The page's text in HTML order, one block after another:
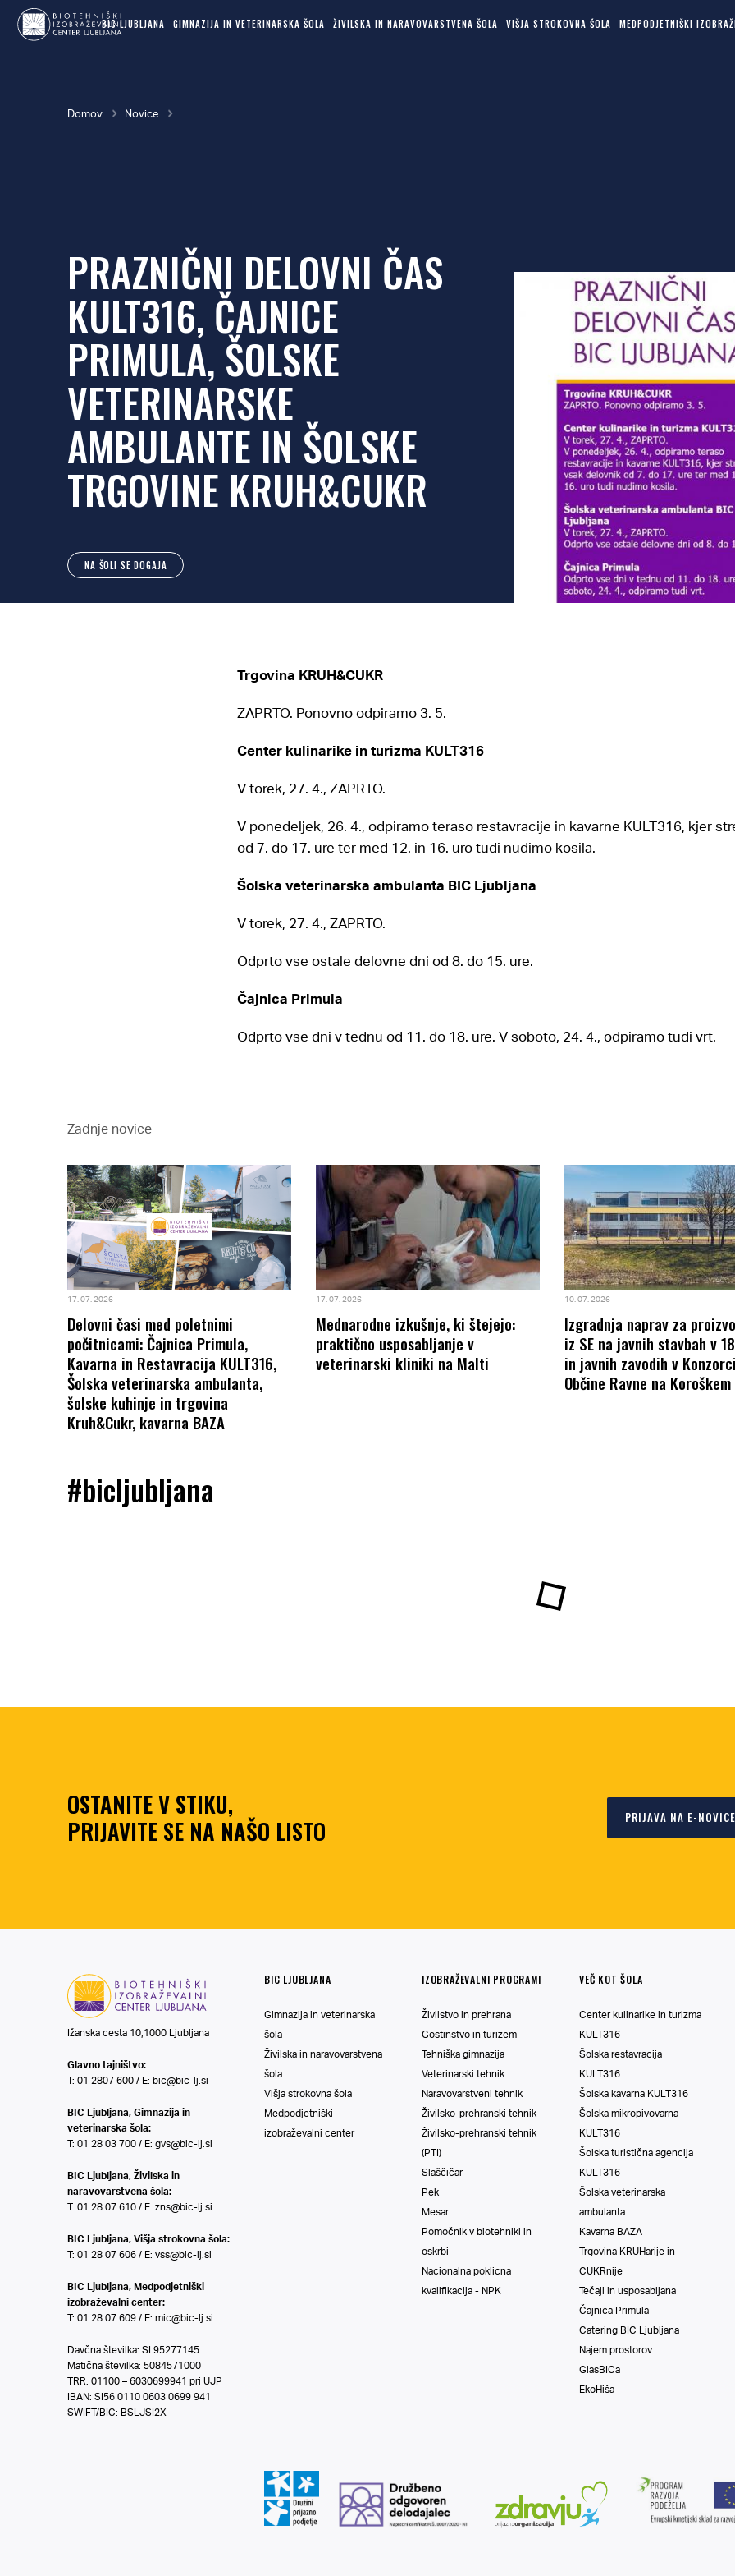
Skok
na
MAIN
NAVIGATION
BIC LJUBLJANA GIMNAZIJA IN VETERINARSKA ŠOLA ŽIVILSKA IN NARAVOVARSTVENA ŠOLA VIŠJA STROKOVNA ŠOLA MEDPODJETNIŠKI
Breadcrumb
Domov Novice
PRAZNIČNI DELOVNI ČAS
KULT316, ČAJNICE
PRIMULA, ŠOLSKE
VETERINARSKE
AMBULANTE IN ŠOLSKE
TRGOVINE KRUH&CUKR
NA ŠOLI SE DOGAJA
Trgovina KRUH&CUKR
ZAPRTO. Ponovno odpiramo 3. 5.
Center kulinarike in turizma KULT316
V torek, 27. 4., ZAPRTO.
V ponedeljek, 26. 4., odpiramo teraso restavracije in kavarne KULT316, kjer
od 7. do 17. ure ter med 12. in 16. uro tudi nudimo kosila.
Šolska veterinarska ambulanta BIC Ljubljana
V torek, 27. 4., ZAPRTO.
Odprto vse ostale delovne dni od 8. do 15. ure.
Čajnica Primula
Odprto vse dni v tednu od 11. do 18. ure. V soboto, 24. 4., odpiramo tudi vrt.
Zadnje novice
17. 07. 2026
Delovni časi med poletnimi
počitnicami: Čajnica Primula,
Kavarna in Restavracija KULT316,
Šolska veterinarska ambulanta,
šolske kuhinje in trgovina
Kruh&Cukr, kavarna BAZA
17. 07. 2026
Mednarodne izkušnje, ki štejejo:
praktično usposabljanje v
veterinarski kliniki na Malti
10. 07. 2026
Izgradnja naprav za
iz SE na javnih stavbah v
in javnih zavodih v
Občine Ravne na Koroškem
#bicljubljana
OSTANITE V STIKU,
PRIJAVITE SE NA NAŠO LISTO
PRIJAVA NA E-NOVICE
Ižanska cesta 10,1000 Ljubljana
Glavno tajništvo:
T: 01 2807 600 / E: bic@bic-lj.si
BIC Ljubljana, Gimnazija in
veterinarska šola:
T: 01 28 03 700 / E: gvs@bic-lj.si
BIC Ljubljana, Živilska in
naravovarstvena šola:
T: 01 28 07 610 / E: zns@bic-lj.si
BIC Ljubljana, Višja strokovna šola:
T: 01 28 07 606 / E: vss@bic-lj.si
BIC Ljubljana, Medpodjetniški
izobraževalni center:
T: 01 28 07 609 / E: mic@bic-lj.si
Davčna številka: SI 95277145
Matična številka: 5084571000
TRR: 01100 – 6030699941 pri UJP
IBAN: SI56 0110 0603 0699 941
SWIFT/BIC: BSLJSI2X
BIC LJUBLJANA
Gimnazija in veterinarska
šola
Živilska in naravovarstvena
šola
Višja strokovna šola
Medpodjetniški
izobraževalni center
IZOBRAŽEVALNI PROGRAMI
Živilstvo in prehrana
Gostinstvo in turizem
Tehniška gimnazija
Veterinarski tehnik
Naravovarstveni tehnik
Živilsko-prehranski tehnik
Živilsko-prehranski tehnik
(PTI)
Slaščičar
Pek
Mesar
Pomočnik v biotehniki in
oskrbi
Nacionalna poklicna
kvalifikacija - NPK
VEČ KOT ŠOLA
Center kulinarike in turizma
KULT316
Šolska restavracija
KULT316
Šolska kavarna KULT316
Šolska mikropivovarna
KULT316
Šolska turistična agencija
KULT316
Šolska veterinarska
ambulanta
Kavarna BAZA
Trgovina KRUHarije in
CUKRnije
Tečaji in usposabljana
Čajnica Primula
Catering BIC Ljubljana
Najem prostorov
GlasBICa
EkoHiša